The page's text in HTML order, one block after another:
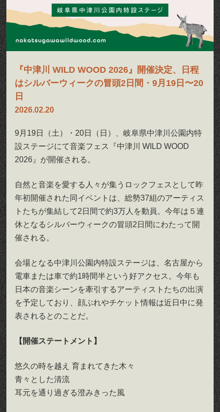
『中津川 WILD WOOD 2026』開催決定、日程
はシルバーウィークの冒頭2日間・9月19日〜20
日
2026.02.20
9月19日（土）・20日（日）、岐阜県中津川公園内特
設ステージにて音楽フェス『中津川 WILD WOOD
2026』が開催される。
自然と音楽を愛する人々が集うロックフェスとして昨
年初開催された同イベントは、総勢37組のアーティス
トたちが集結して2日間で約3万人を動員。今年は５連
休となるシルバーウィークの冒頭2日間にわたって開
催される。
会場となる中津川公園内特設ステージは、名古屋から
電車または車で約1時間半という好アクセス。今年も
日本の音楽シーンを牽引するアーティストたちの出演
を予定しており、顔ぶれやチケット情報は近日中に発
表されるとのことだ。
【開催ステートメント】
悠久の時を越え 育まれてきた木々
青々とした清流
耳元を通り過ぎる澄みきった風